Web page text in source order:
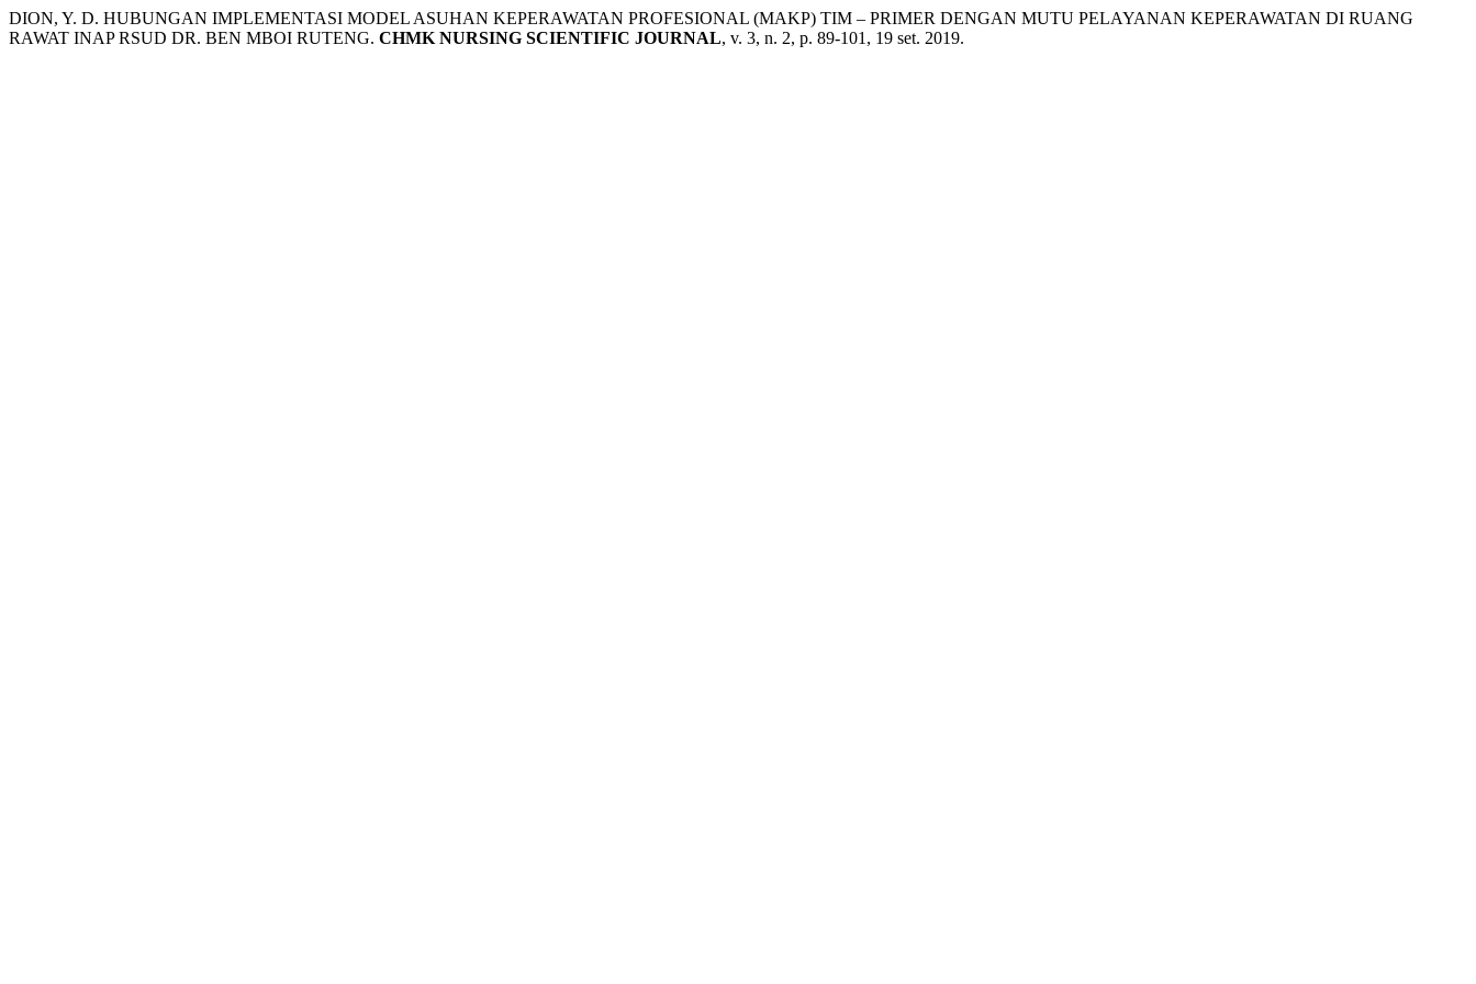
DION, Y. D. HUBUNGAN IMPLEMENTASI MODEL ASUHAN KEPERAWATAN PROFESIONAL (MAKP) TIM – PRIMER DENGAN MUTU PELAYANAN KEPERAWATAN DI RUANG
RAWAT INAP RSUD DR. BEN MBOI RUTENG. CHMK NURSING SCIENTIFIC JOURNAL, v. 3, n. 2, p. 89-101, 19 set. 2019.